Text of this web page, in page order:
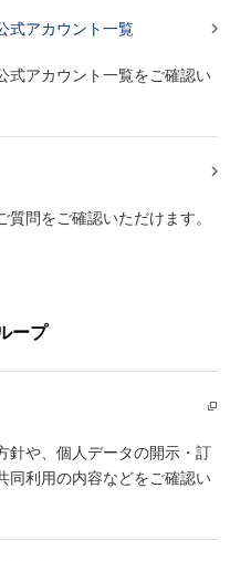
式アカウント一覧 
式アカウント一覧をご確認い

問をご確認いただけます。
ープ
針や、個人データの開示・訂
同利用の内容などをご確認い